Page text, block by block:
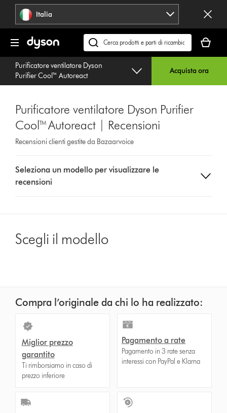
navigazione Italia
Cerca
su
dyson.it
carrello
è
Purificatore ventilatore Dyson
Purifier Cool™ Autoreact
Acquista ora
Purificatore ventilatore Dyson Purifier
Cool™ Autoreact | Recensioni
Recensioni clienti gestite da Bazaarvoice
a
button
show
reviews
Seleziona un modello per visualizzare le
recensioni
Scegli il modello
Compra l’originale da chi lo ha realizzato:
Miglior prezzo
garantito
Ti rimborsiamo in caso di
prezzo inferiore
Pagamento a rate
Pagamento in 3 rate senza
interessi con PayPal e Klarna